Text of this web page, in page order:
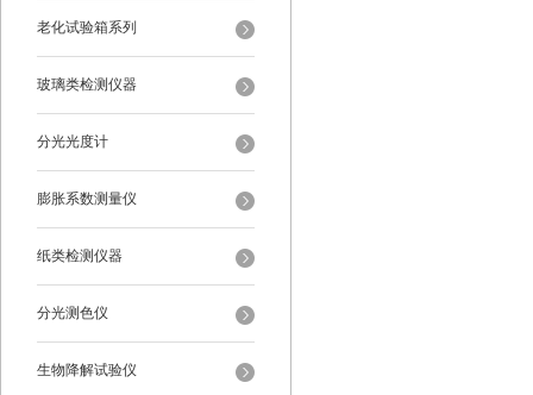
老化试验箱系列
玻璃类检测仪器
分光光度计
膨胀系数测量仪
纸类检测仪器
分光测色仪
生物降解试验仪